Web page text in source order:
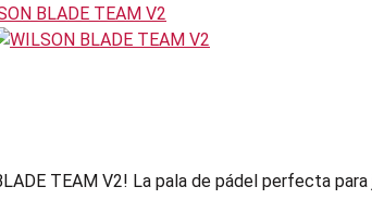
TEAM V2! La pala de pádel perfecta